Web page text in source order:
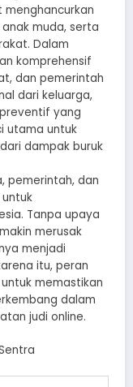
menghancurkan
muda, serta
Dalam
komprehensif
dan pemerintah
dari keluarga,
yang
utama untuk
dampak buruk
pemerintah, dan
Tanpa upaya
merusak
menjadi
itu, peran
memastikan
dalam
judi online.